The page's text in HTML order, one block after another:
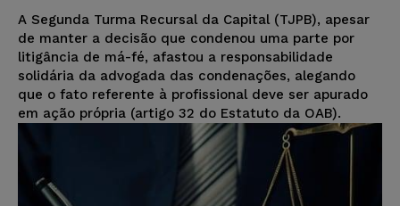
A Segunda Turma Recursal da Capital (TJPB), apesar
de manter a decisão que condenou uma parte por
litigância de má-fé, afastou a responsabilidade
solidária da advogada das condenações, alegando
que o fato referente à profissional deve ser apurado
em ação própria (artigo 32 do Estatuto da OAB).